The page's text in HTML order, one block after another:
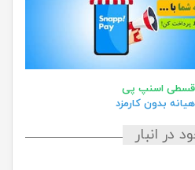
قسطی اسنپ پی
در انبار